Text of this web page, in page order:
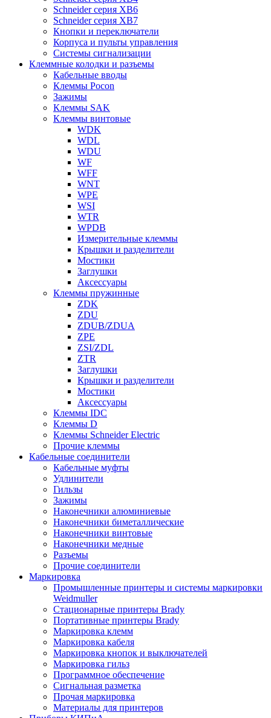
Schneider серия XB6
Schneider серия XB7
Кнопки и переключатели
Корпуса и пульты управления
Системы сигнализации
Клеммные колодки и разъемы
Кабельные вводы
Клеммы Pocon
Зажимы
Клеммы SAK
Клеммы винтовые
WDK
WDL
WDU
WF
WFF
WNT
WPE
WSI
WTR
WPDB
Измерительные клеммы
Крышки и разделители
Мостики
Заглушки
Аксессуары
Клеммы пружинные
ZDK
ZDU
ZDUB/ZDUA
ZPE
ZSI/ZDL
ZTR
Заглушки
Крышки и разделители
Мостики
Аксессуары
Клеммы IDC
Клеммы D
Клеммы Schneider Electric
Прочие клеммы
Кабельные соединители
Кабельные муфты
Удлинители
Гильзы
Зажимы
Наконечники алюминиевые
Наконечники биметаллические
Наконечники винтовые
Наконечники медные
Разъемы
Прочие соединители
Маркировка
Промышленные принтеры и системы маркировки
Weidmuller
Стационарные принтеры Brady
Портативные принтеры Brady
Маркировка клемм
Маркировка кабеля
Маркировка кнопок и выключателей
Маркировка гильз
Программное обеспечение
Сигнальная разметка
Прочая маркировка
Материалы для принтеров